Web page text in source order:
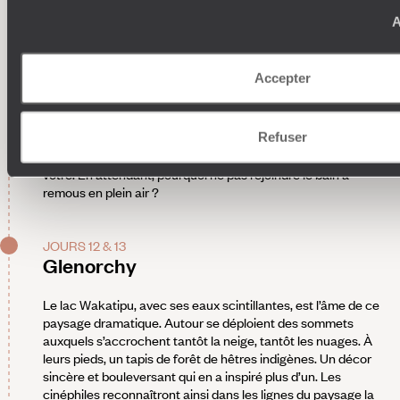
Accepter
Refuser
Installation pour trois nuits dans une petite demeure de bout
en permanence au panorama : des montagnes drapées dans
un châle de neige, un lac apprêté d’un bleu changeant. D’une
laisser place à un écran où se projettent des films de
vôtre. En attendant, pourquoi ne pas rejoindre le bain à
remous en plein air ?
JOURS 12 & 13
Glenorchy
Le lac Wakatipu, avec ses eaux scintillantes, est l’âme de ce
paysage dramatique. Autour se déploient des sommets
auxquels s’accrochent tantôt la neige, tantôt les nuages. À
leurs pieds, un tapis de forêt de hêtres indigènes. Un décor
sincère et bouleversant qui en a inspiré plus d’un. Les
cinéphiles reconnaîtront ainsi dans les lignes du paysage la